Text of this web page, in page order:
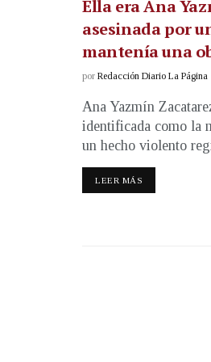
Ella era Ana
asesinada por
mantenía una
por Redacción Diario La Página
Ana Yazmín
identificada como la
un hecho violento
LEER MÁS